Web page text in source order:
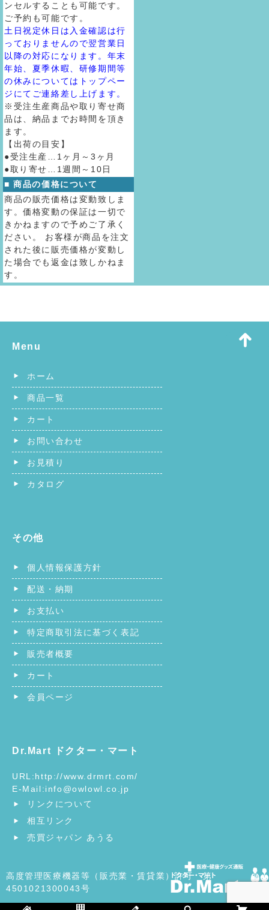
ンセルすることも可能です。
ご予約も可能です。
土日祝定休日は入金確認は行
っておりませんので翌営業日
以降の対応になります。年末
年始、夏季休暇、研修期間等
の休みについてはトップペー
ジにてご連絡差し上げます。
※受注生産商品や取り寄せ商
品は、納品までお時間を頂き
ます。
【出荷の目安】
●受注生産…1ヶ月～3ヶ月
●取り寄せ…1週間～10日
■ 商品の価格について
商品の販売価格は変動致しま
す。価格変動の保証は一切で
きかねますので予めご了承く
ださい。 お客様が商品を注文
された後に販売価格が変動し
た場合でも返金は致しかねま
す。
Menu
ホーム
商品一覧
カート
お問い合わせ
お見積り
カタログ
その他
個人情報保護方針
配送・納期
お支払い
特定商取引法に基づく表記
販売者概要
カート
会員ページ
Dr.Mart ドクター・マート
URL:http://www.drmrt.com/
E-Mail:info@owlowl.co.jp
リンクについて
相互リンク
売買ジャパン あうる
高度管理医療機器等（販売業・賃貸業）許可 第
4501021300043号
ヘルスケア・医療用品の総合ショッピングモール | ドクタ